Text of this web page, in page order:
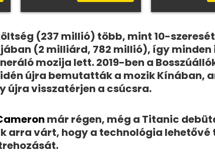
(237 millió) több, mint 10-
(2 milliárd, 782 millió), így minden
mozija lett. 2019-ben a
újra bemutatták a mozik Kínában,
újra visszatérjen a csúcsra.
már régen, még a Titanic
arra várt, hogy a technológia lehetővé